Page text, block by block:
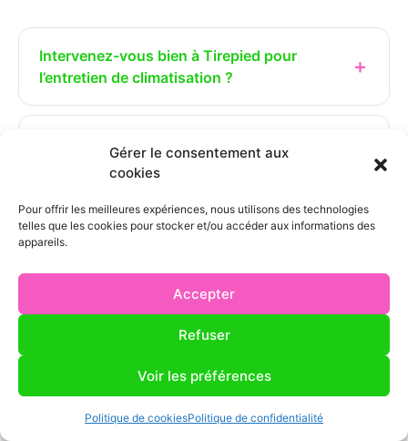
Gérer le consentement aux
cookies
Pour offrir les meilleures expériences, nous utilisons des technologies
telles que les cookies pour stocker et/ou accéder aux informations des
appareils.
Accepter
Refuser
Voir les préférences
Politique de cookiesPolitique de confidentialité
Intervenez-vous bien à Tirepied pour
l’entretien de climatisation ?
Quel est le tarif d’un Entretien de
Climatisation à Tirepied ?
Quel délai pour obtenir un entretien de
climatisation à Tirepied ?
Faut-il entretenir une climatisation réversible
même si elle fonctionne bien ?
climatiseurs à Tirepied ?